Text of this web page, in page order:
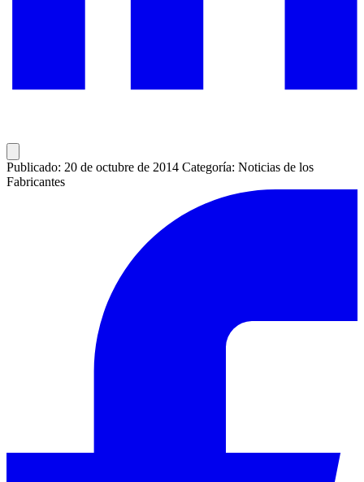
Publicado: 20 de octubre de 2014 Categoría: Noticias de los
Fabricantes